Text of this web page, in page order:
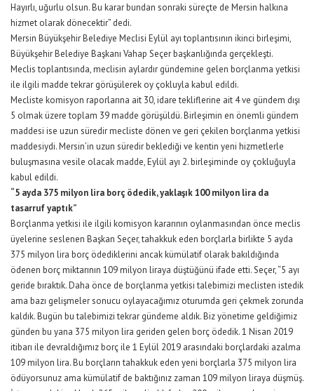
Hayırlı, uğurlu olsun. Bu karar bundan sonraki süreçte de Mersin halkına
hizmet olarak dönecektir” dedi.
Mersin Büyükşehir Belediye Meclisi Eylül ayı toplantısının ikinci birleşimi,
Büyükşehir Belediye Başkanı Vahap Seçer başkanlığında gerçekleşti.
Meclis toplantısında, meclisin aylardır gündemine gelen borçlanma yetkisi
ile ilgili madde tekrar görüşülerek oy çokluyla kabul edildi.
Mecliste komisyon raporlarına ait 30, idare tekliflerine ait 4 ve gündem dışı
5 olmak üzere toplam 39 madde görüşüldü. Birleşimin en önemli gündem
maddesi ise uzun süredir mecliste dönen ve geri çekilen borçlanma yetkisi
maddesiydi. Mersin’in uzun süredir beklediği ve kentin yeni hizmetlerle
buluşmasına vesile olacak madde, Eylül ayı 2. birleşiminde oy çokluğuyla
kabul edildi.
“5 ayda 375 milyon lira borç ödedik, yaklaşık 100 milyon lira da
tasarruf yaptık”
Borçlanma yetkisi ile ilgili komisyon kararının oylanmasından önce meclis
üyelerine seslenen Başkan Seçer, tahakkuk eden borçlarla birlikte 5 ayda
375 milyon lira borç ödediklerini ancak kümülatif olarak bakıldığında
ödenen borç miktarının 109 milyon liraya düştüğünü ifade etti. Seçer, “5 ayı
geride bıraktık. Daha önce de borçlanma yetkisi talebimizi meclisten istedik
ama bazı gelişmeler sonucu oylayacağımız oturumda geri çekmek zorunda
kaldık. Bugün bu talebimizi tekrar gündeme aldık. Biz yönetime geldiğimiz
günden bu yana 375 milyon lira geriden gelen borç ödedik. 1 Nisan 2019
itibarı ile devraldığımız borç ile 1 Eylül 2019 arasındaki borçlardaki azalma
109 milyon lira. Bu borçların tahakkuk eden yeni borçlarla 375 milyon lira
ödüyorsunuz ama kümülatif de baktığınız zaman 109 milyon liraya düşmüş.